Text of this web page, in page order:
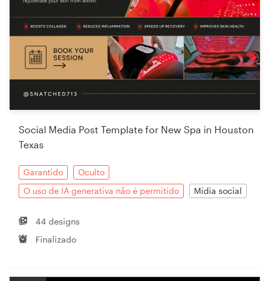
Social Media Post Template for New Spa in Houston
Texas
Garantido
Oculto
O uso de IA generativa não é permitido
Mídia social
44 designs
Finalizado